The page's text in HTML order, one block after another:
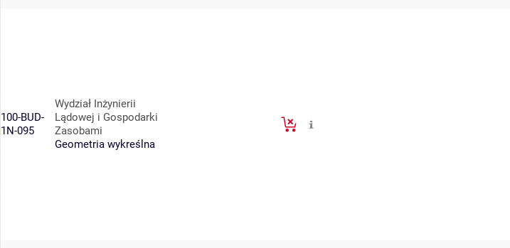
100-BUD-
1N-095
Wydział Inżynierii
Lądowej i Gospodarki
Zasobami
Geometria wykreślna